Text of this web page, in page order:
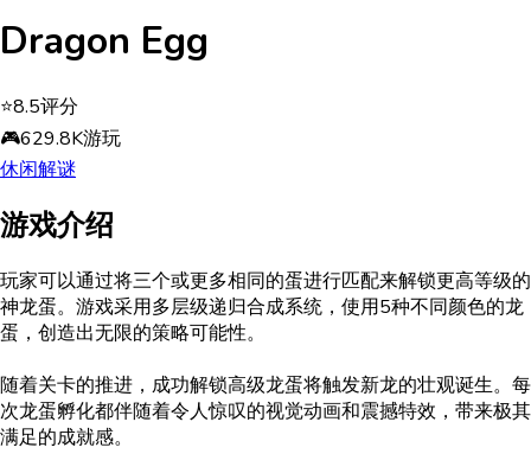
Dragon Egg
⭐8.5评分
🎮629.8K游玩
休闲解谜
游戏介绍
玩家可以通过将三个或更多相同的蛋进行匹配来解锁更高等级的
神龙蛋。游戏采用多层级递归合成系统，使用5种不同颜色的龙
蛋，创造出无限的策略可能性。
随着关卡的推进，成功解锁高级龙蛋将触发新龙的壮观诞生。每
次龙蛋孵化都伴随着令人惊叹的视觉动画和震撼特效，带来极其
满足的成就感。